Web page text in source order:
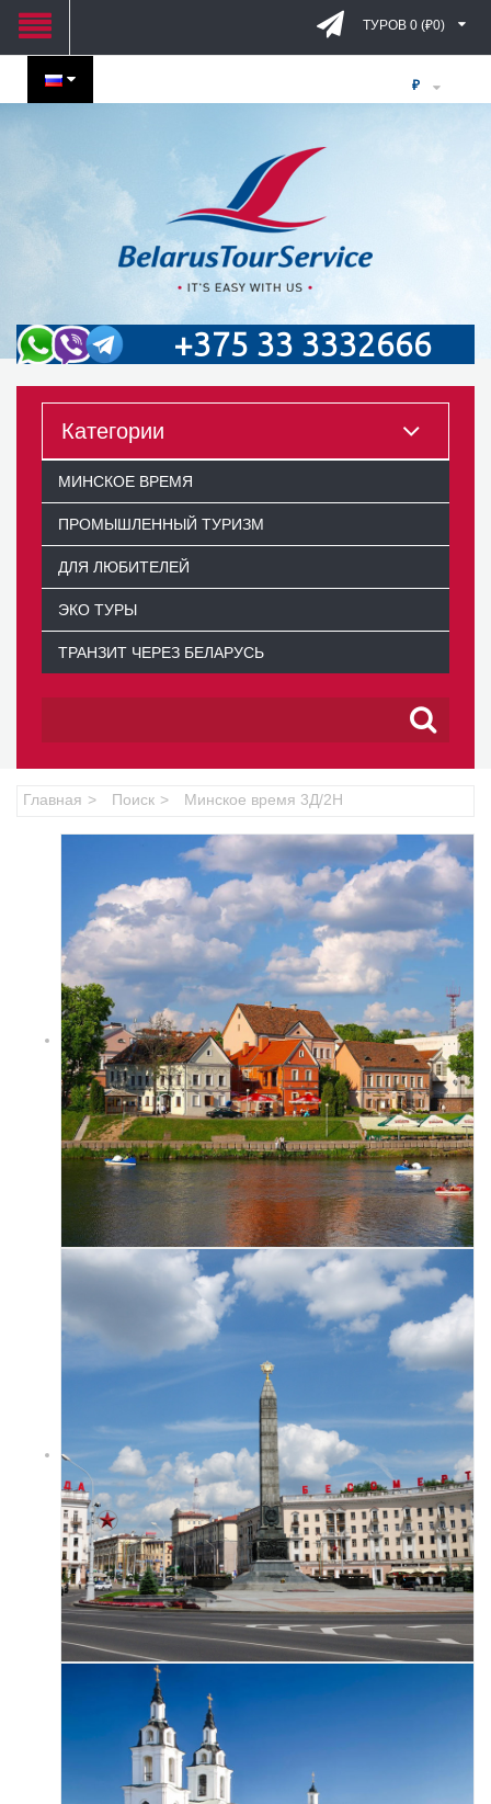
₽
ТУРОВ 0 (₽0)
+375 33 3332666
Категории
МИНСКОЕ ВРЕМЯ
ПРОМЫШЛЕННЫЙ ТУРИЗМ
ДЛЯ ЛЮБИТЕЛЕЙ
ЭКО ТУРЫ
ТРАНЗИТ ЧЕРЕЗ БЕЛАРУСЬ
Главная Поиск Минское время 3Д/2Н